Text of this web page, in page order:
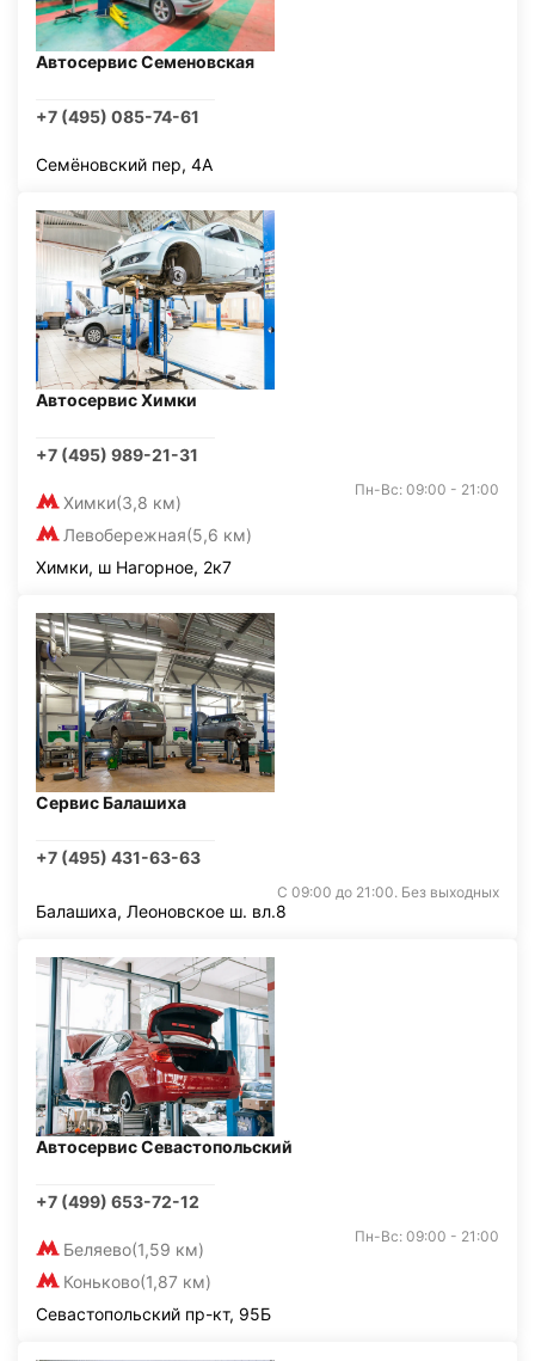
Автосервис Семеновская
+7 (495) 085-74-61
Семёновский пер, 4А
Автосервис Химки
+7 (495) 989-21-31
Химки(3,8 км)
Левобережная(5,6 км)
Пн-Вс: 09:00 - 21:00
Химки, ш Нагорное, 2к7
Сервис Балашиха
+7 (495) 431-63-63
С 09:00 до 21:00. Без выходных
Балашиха, Леоновское ш. вл.8
Автосервис Севастопольский
+7 (499) 653-72-12
Беляево(1,59 км)
Коньково(1,87 км)
Пн-Вс: 09:00 - 21:00
Севастопольский пр-кт, 95Б